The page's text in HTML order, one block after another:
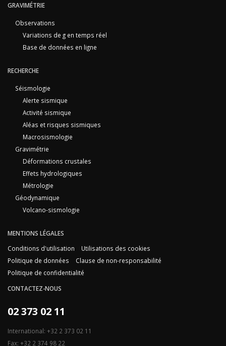
GRAVIMÉTRIE
Observations
Variations de g en temps réel
Base de données en ligne
RECHERCHE
Séismologie
Alerte sismique
Activité sismique
Aléas et risques sismiques
Macrosismologie
Gravimétrie
Déformations crustales
Effets hydrologiques
Métrologie
Géodynamique
Volcano-sismologie
MENTIONS LÉGALES
Conditions d'utilisation
Utilisations des cookies
Politique de données
Clause de non-responsabilité
Politique de confidentialité
CONTACTEZ-NOUS
02 373 02 11
International: +32 2 373 02 11
Fax: +32 2 374 98 22